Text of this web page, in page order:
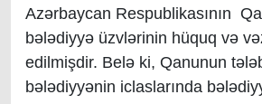
Azərbaycan Respublikasının
bələdiyyə üzvlərinin hüquq və
edilmişdir. Belə ki, Qanunun
bələdiyyənin iclaslarında